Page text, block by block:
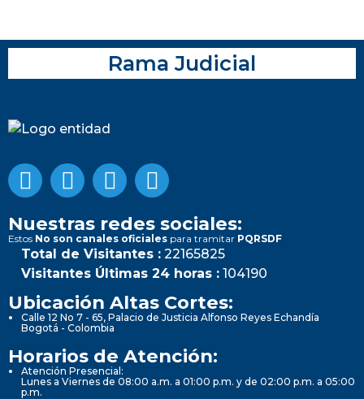
Rama Judicial
Nuestras redes sociales:
Estos No son canales oficiales para tramitar PQRSDF
Total de Visitantes : 22165825
Visitantes Últimas 24 horas : 104190
Ubicación Altas Cortes:
Calle 12 No 7 - 65, Palacio de Justicia Alfonso Reyes Echandía
Bogotá - Colombia
Horarios de Atención:
Atención Presencial:
Lunes a Viernes de 08:00 a.m. a 01:00 p.m. y de 02:00 p.m. a 05:00
p.m.